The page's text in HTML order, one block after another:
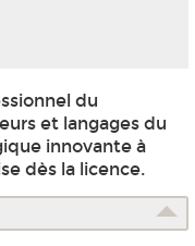
du
et langages du
innovante à
dès la licence.